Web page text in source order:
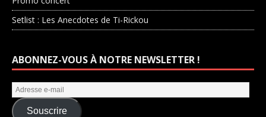
Setlist : Les Anecdotes de Ti-Rickou
ABONNEZ-VOUS À NOTRE NEWSLETTER !
Souscrire